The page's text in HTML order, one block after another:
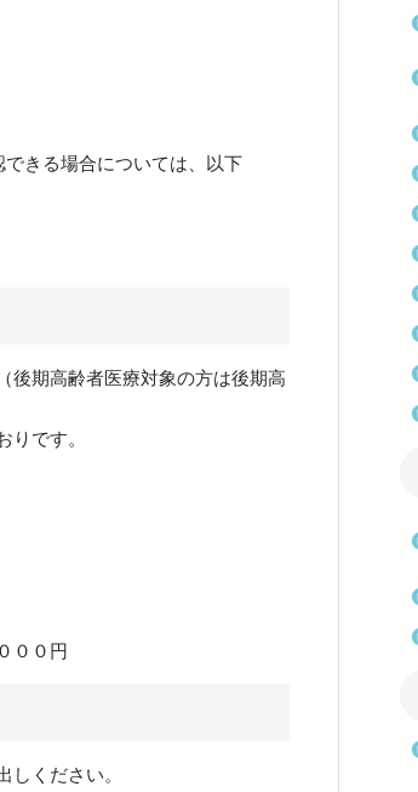
きる場合については、以下
後期高齢者医療対象の方は後期高
です。
００円
ください。